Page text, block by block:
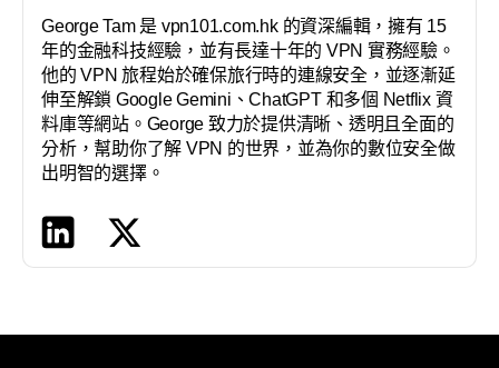
George Tam 是 vpn101.com.hk 的資深編輯，擁有 15
年的金融科技經驗，並有長達十年的 VPN 實務經驗。
他的 VPN 旅程始於確保旅行時的連線安全，並逐漸延
伸至解鎖 Google Gemini、ChatGPT 和多個 Netflix 資
料庫等網站。George 致力於提供清晰、透明且全面的
分析，幫助你了解 VPN 的世界，並為你的數位安全做
出明智的選擇。